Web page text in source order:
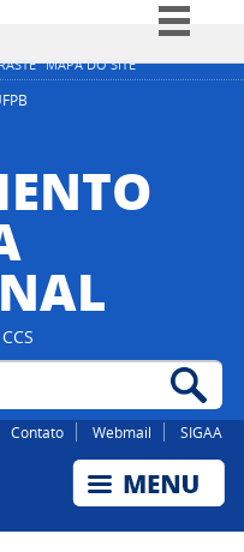
MAPA DO SITE
Simplifique!
Acesso à informação
Legislação
Contato Webmail SIGAA